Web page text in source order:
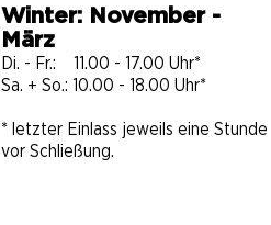
Winter: November -
März
Di. - Fr.: 11.00 - 17.00 Uhr*
Sa. + So.: 10.00 - 18.00 Uhr​​​*
* letzter Einlass jeweils eine Stunde
vor Schließung.